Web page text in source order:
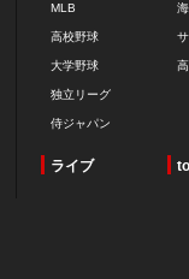
MLB
高校野球
大学野球
独立リーグ
侍ジャパン
ライブ